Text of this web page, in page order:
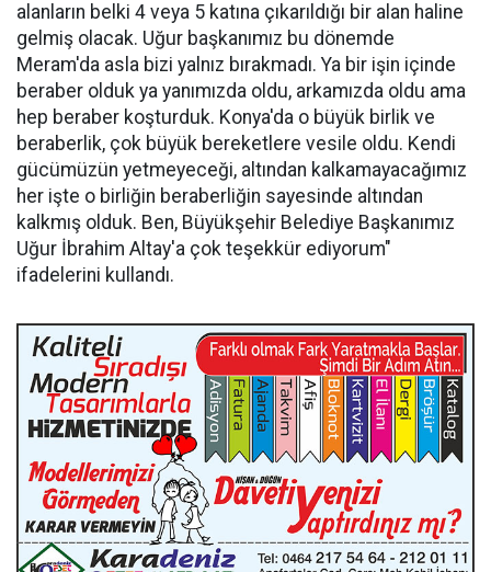
alanların belki 4 veya 5 katına çıkarıldığı bir alan haline
gelmiş olacak. Uğur başkanımız bu dönemde
Meram'da asla bizi yalnız bırakmadı. Ya bir işin içinde
beraber olduk ya yanımızda oldu, arkamızda oldu ama
hep beraber koşturduk. Konya'da o büyük birlik ve
beraberlik, çok büyük bereketlere vesile oldu. Kendi
gücümüzün yetmeyeceği, altından kalkamayacağımız
her işte o birliğin beraberliğin sayesinde altından
kalkmış olduk. Ben, Büyükşehir Belediye Başkanımız
Uğur İbrahim Altay'a çok teşekkür ediyorum"
ifadelerini kullandı.